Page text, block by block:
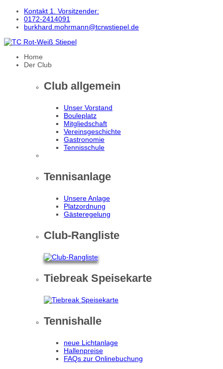
Kontakt 1. Vorsitzender:
0172-2414091
burkhard.mohrmann@tcrwstiepel.de
Home
Der Club
Club allgemein
Unser Vorstand
Bouleplatz
Mitgliedschaft
Vereinsgeschichte
Gastronomie
Tennisschule
Tennisanlage
Unsere Anlage
Platzordnung
Gästeregelung
Club-Rangliste
Tiebreak Speisekarte
Tennishalle
neue Lichtanlage
Hallenpreise
FAQs zur Onlinebuchung